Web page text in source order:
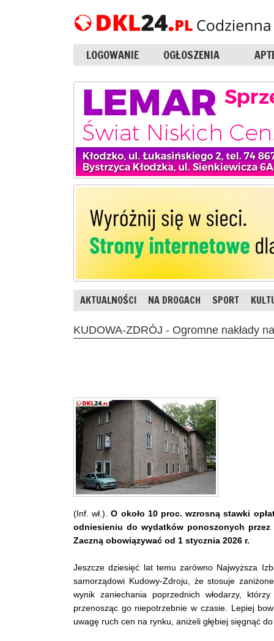
LOGOWANIE OGŁOSZENIA
AKTUALNOŚCI NA DROGACH SPORT
KUDOWA-ZDRÓJ - Ogromne nakłady
(Inf. wł.).O około 10 proc. wzrosną stawki
odniesieniu do wydatków ponoszonych
Zaczną obowiązywać od 1 stycznia 2026 r.
Jeszcze dziesięć lat temu zarówno Najwyższa
samorządowi Kudowy-Zdroju, że stosuje
wynik zaniechania poprzednich włodarzy,
przenosząc go niepotrzebnie w czasie. Lepiej
uwagę ruch cen na rynku, aniżeli głębiej sięgnąć